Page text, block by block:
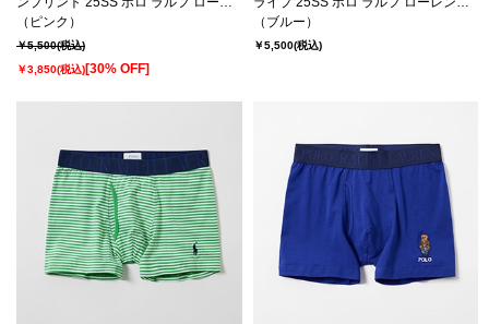
ン【前開き】(RM3-B102K）
（ピンク）
￥5,500(税込)
￥3,850(税込)[30% OFF]
【前開き】(RM3-B103K）
（ブルー）
￥5,500(税込)